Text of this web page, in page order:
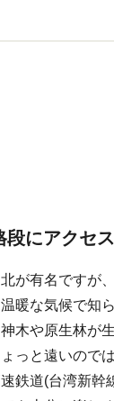
段にアクセ
が有名ですが
暖な気候で知
木や原生林が
っと遠いので
鉄道(台湾新幹